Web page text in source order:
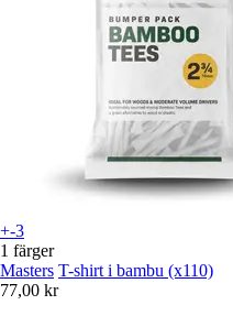
+-3
1 färger
Masters T-shirt i bambu (x110)
77,00 kr